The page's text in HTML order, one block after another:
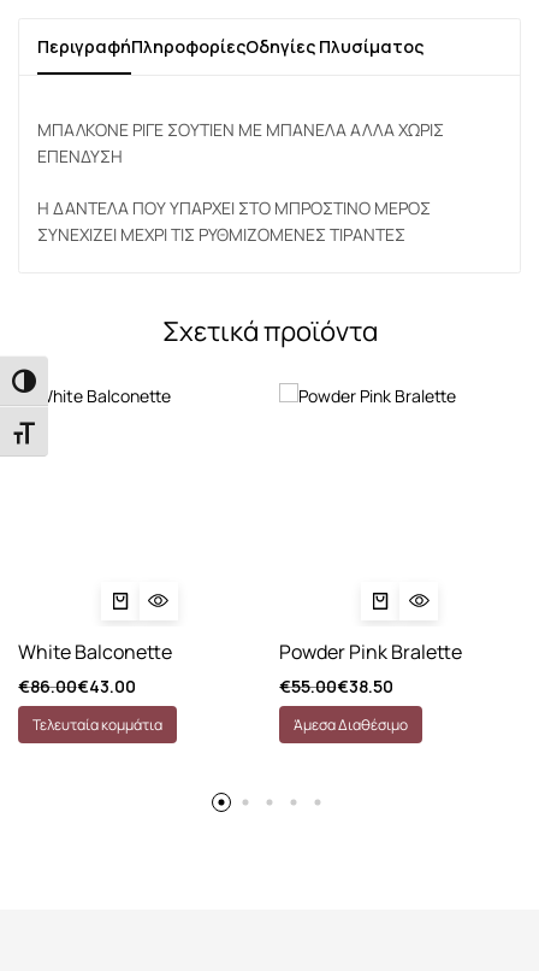
Εναλλαγή Υψηλής Αντίθεσης
Εναλλαγή Μεγέθους Γραμμάτων
ΠεριγραφήΠληροφορίεςΟδηγίες Πλυσίματος
ΜΠΑΛΚΟΝΕ ΡΙΓΕ ΣΟΥΤΙΕΝ ΜΕ ΜΠΑΝΕΛΑ ΑΛΛΑ ΧΩΡΙΣ
ΕΠΕΝΔΥΣΗ
Η ΔΑΝΤΕΛΑ ΠΟΥ ΥΠΑΡΧΕΙ ΣΤΟ ΜΠΡΟΣΤΙΝΟ ΜΕΡΟΣ
ΣΥΝΕΧΙΖΕΙ ΜΕΧΡΙ ΤΙΣ ΡΥΘΜΙΖΟΜΕΝΕΣ ΤΙΡΑΝΤΕΣ
Σχετικά προϊόντα
White Balconette
€86.00€43.00
Τελευταία κομμάτια
Powder Pink Bralette
€55.00€38.50
Άμεσα Διαθέσιμο